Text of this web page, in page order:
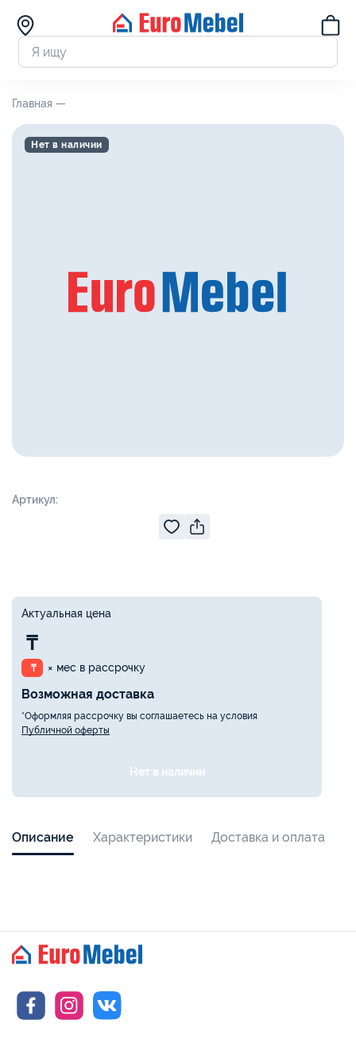
Главная —
Артикул:
Нет в наличии
Актуальная цена
₸
₸ × мес в рассрочку
Возможная доставка
*Оформляя рассрочку вы соглашаетесь на условия
Публичной оферты
Нет в наличии
Описание Характеристики Доставка и оплата